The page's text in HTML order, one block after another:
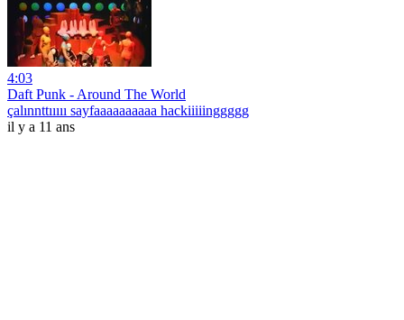
4:03
Daft Punk - Around The World
çalınnttııııı sayfaaaaaaaaaa hackiiiiinggggg
il y a 11 ans